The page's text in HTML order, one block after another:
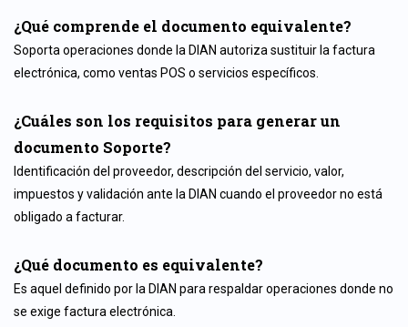
¿Qué comprende el documento equivalente?
Soporta operaciones donde la DIAN autoriza sustituir la factura
electrónica, como ventas POS o servicios específicos.
¿Cuáles son los requisitos para generar un
documento Soporte?
Identificación del proveedor, descripción del servicio, valor,
impuestos y validación ante la DIAN cuando el proveedor no está
obligado a facturar.
¿Qué documento es equivalente?
Es aquel definido por la DIAN para respaldar operaciones donde no
se exige factura electrónica.